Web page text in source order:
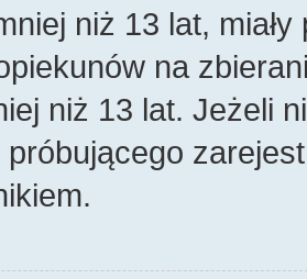
niż 13 lat,
na
niż 13 lat. Jeżeli